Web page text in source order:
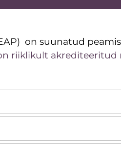
on suunatud
riiklikult